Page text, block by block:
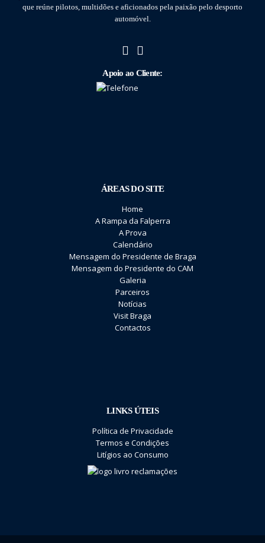
que reúne pilotos, multidões e aficionados pela paixão pelo desporto
automóvel.
Apoio ao Cliente:
ÁREAS DO SITE
Home
A Rampa da Falperra
A Prova
Calendário
Mensagem do Presidente de Braga
Mensagem do Presidente do CAM
Galeria
Parceiros
Notícias
Visit Braga
Contactos
LINKS ÚTEIS
Política de Privacidade
Termos e Condições
Litígios ao Consumo